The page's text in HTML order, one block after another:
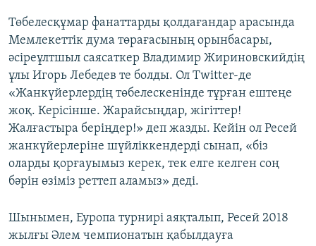
Төбелесқұмар фанаттарды қолдағандар арасында
Мемлекеттік дума төрағасының орынбасары,
әсіреұлтшыл саясаткер Владимир Жириновскийдің
ұлы Игорь Лебедев те болды. Ол Twitter-де
«Жанкүйерлердің төбелескенінде тұрған ештеңе
жоқ. Керісінше. Жарайсыңдар, жігіттер!
Жалғастыра беріңдер!» деп жазды. Кейін ол Ресей
жанкүйерлеріне шүйліккендерді сынап, «біз
оларды қорғауымыз керек, тек елге келген соң
бәрін өзіміз реттеп аламыз» деді.
Шынымен, Еуропа турнирі аяқталып, Ресей 2018
жылғы Әлем чемпионатын қабылдауға